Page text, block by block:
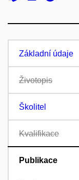
Základní údaje
Životopis
Školitel
Kvalifikace
Publikace